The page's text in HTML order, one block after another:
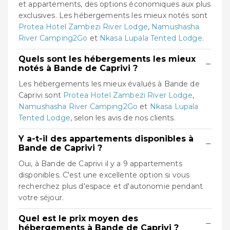
et appartements, des options économiques aux plus
exclusives. Les hébergements les mieux notés sont
Protea Hotel Zambezi River Lodge, Namushasha
River Camping2Go et Nkasa Lupala Tented Lodge.
Quels sont les hébergements les mieux
notés à Bande de Caprivi ?
−
Les hébergements les mieux évalués à Bande de
Caprivi sont Protea Hotel Zambezi River Lodge,
Namushasha River Camping2Go et Nkasa Lupala
Tented Lodge, selon les avis de nos clients.
Y a-t-il des appartements disponibles à
Bande de Caprivi ?
−
Oui, à Bande de Caprivi il y a 9 appartements
disponibles. C'est une excellente option si vous
recherchez plus d'espace et d'autonomie pendant
votre séjour.
Quel est le prix moyen des
hébergements à Bande de Caprivi ?
−